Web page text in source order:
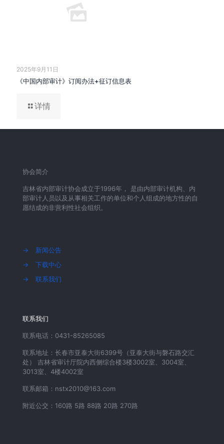
2025年9月11日
《中国内部审计》订阅办法+征订信息表
详情
协会简介
吉林省内部审计协会成立于1996年， 是由内部审计机构、内
部审计人员以及从事相关工作的单位和个人组成的地方性的自
愿结成的非营利性社会组织。
→
新闻公告
→
下载中心
→
联系我们
联系我们
联系电话：0431-85265085
联系地址：长春市亚泰大街6399号（亚泰大街与磐石路交汇
处） 吉林省审计厅院内西侧综合楼3楼3002室、3004室、
3013室、4楼4002室
联系邮箱：nstx2010@163.com
附近公交：160路 5路 88路 20路 270路